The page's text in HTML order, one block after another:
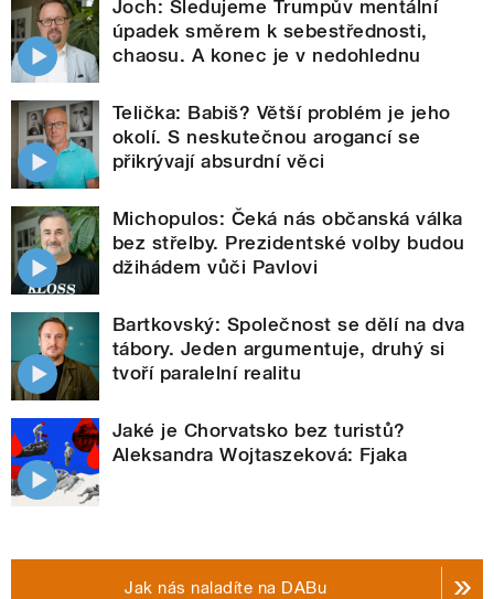
Joch: Sledujeme Trumpův mentální
úpadek směrem k sebestřednosti,
chaosu. A konec je v nedohlednu
Telička: Babiš? Větší problém je jeho
okolí. S neskutečnou arogancí se
přikrývají absurdní věci
Michopulos: Čeká nás občanská válka
bez střelby. Prezidentské volby budou
džihádem vůči Pavlovi
Bartkovský: Společnost se dělí na dva
tábory. Jeden argumentuje, druhý si
tvoří paralelní realitu
Jaké je Chorvatsko bez turistů?
Aleksandra Wojtaszeková: Fjaka
Jak nás naladíte na DABu